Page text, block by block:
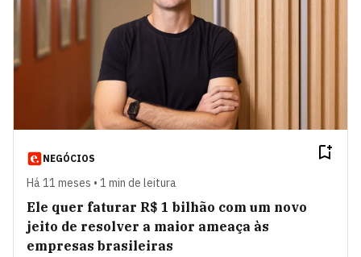
NEGÓCIOS
Há 11 meses • 1 min de leitura
Ele quer faturar R$ 1 bilhão com um novo
jeito de resolver a maior ameaça às
empresas brasileiras